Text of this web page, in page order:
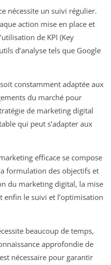
nécessite un suivi régulier.
action mise en place et
de KPI (Key
d’analyse tels que Google
constamment adaptée aux
du marché pour
de marketing digital
qui peut s’adapter aux
efficace se compose
formulation des objectifs et
du marketing digital, la mise
enfin le suivi et l’optimisation
beaucoup de temps,
approfondie de
nécessaire pour garantir